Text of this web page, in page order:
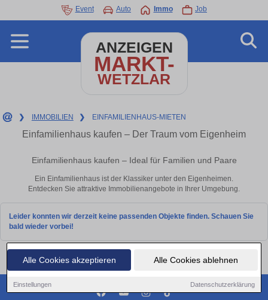
Alle Cookies akzeptieren Alle Cookies ablehnen
Einstellungen Datenschutzerklärung
Event Auto Immo Job
ANZEIGEN
MARKT-
WETZLAR
❯ IMMOBILIEN ❯ EINFAMILIENHAUS-MIETEN
Einfamilienhaus kaufen – Der Traum vom Eigenheim
Einfamilienhaus kaufen – Ideal für Familien und Paare
Ein Einfamilienhaus ist der Klassiker unter den Eigenheimen.
Entdecken Sie attraktive Immobilienangebote in Ihrer Umgebung.
Leider konnten wir derzeit keine passenden Objekte finden. Schauen Sie
bald wieder vorbei!